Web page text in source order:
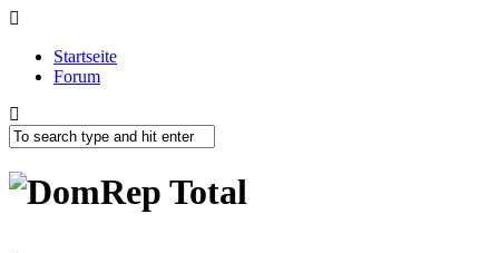
Startseite
Forum